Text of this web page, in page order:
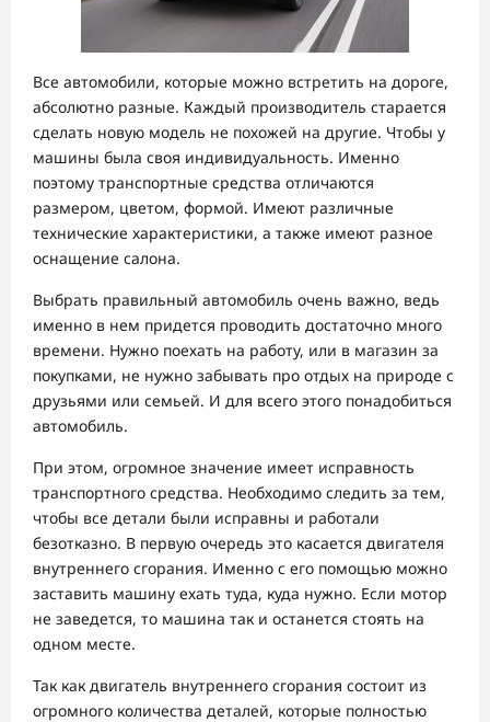
Все автомобили, которые можно встретить на дороге,
абсолютно разные. Каждый производитель старается
сделать новую модель не похожей на другие. Чтобы у
машины была своя индивидуальность. Именно
поэтому транспортные средства отличаются
размером, цветом, формой. Имеют различные
технические характеристики, а также имеют разное
оснащение салона.
Выбрать правильный автомобиль очень важно, ведь
именно в нем придется проводить достаточно много
времени. Нужно поехать на работу, или в магазин за
покупками, не нужно забывать про отдых на природе с
друзьями или семьей. И для всего этого понадобиться
автомобиль.
При этом, огромное значение имеет исправность
транспортного средства. Необходимо следить за тем,
чтобы все детали были исправны и работали
безотказно. В первую очередь это касается двигателя
внутреннего сгорания. Именно с его помощью можно
заставить машину ехать туда, куда нужно. Если мотор
не заведется, то машина так и останется стоять на
одном месте.
Так как двигатель внутреннего сгорания состоит из
огромного количества деталей, которые полностью